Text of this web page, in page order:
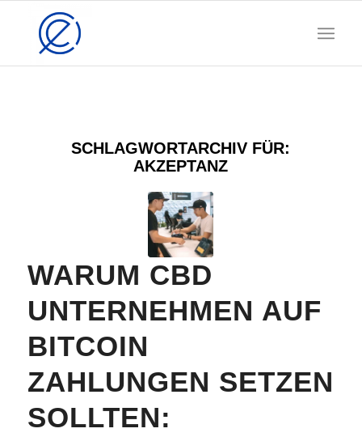
SCHLAGWORTARCHIV FÜR:
AKZEPTANZ
WARUM CBD
UNTERNEHMEN AUF
BITCOIN
ZAHLUNGEN SETZEN
SOLLTEN: